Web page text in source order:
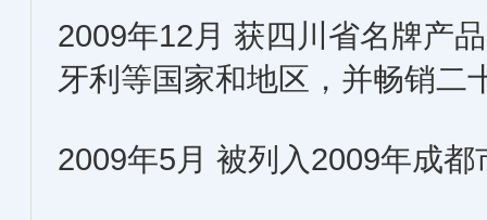
2009年12月 获四川省名牌产
牙利等国家和地区，并畅销二
2009年5月 被列入2009年成